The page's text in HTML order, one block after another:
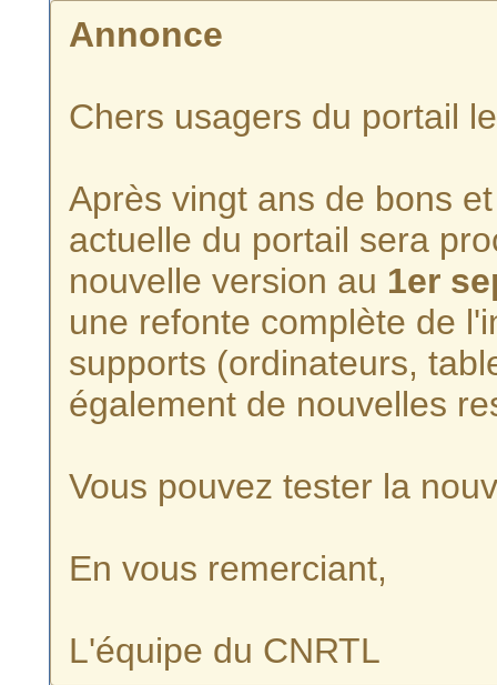
Annonce
Chers usagers du portail
Après vingt ans de bons
actuelle du portail sera
nouvelle version au 1er
une refonte complète de
supports (ordinateurs,
également de nouvelles
Vous pouvez tester la
En vous remerciant,
L'équipe du CNRTL